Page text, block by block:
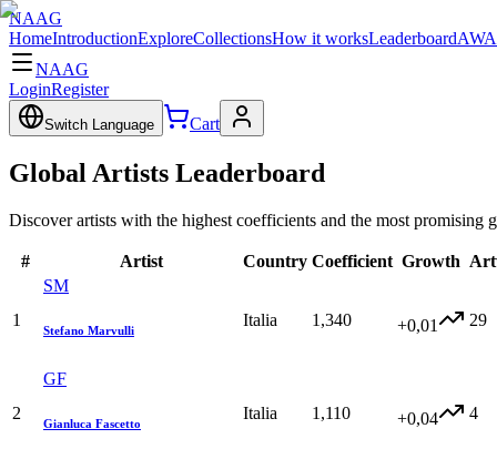
NAAG
HomeIntroductionExploreCollectionsHow it worksLeaderboard
NAAG
LoginRegister
Switch Language Cart
Global Artists Leaderboard
Discover artists with the highest coefficients and the most promising
# Artist Country Coefficient Growth
1
SM
Stefano Marvulli
Italia 1,340 +0,01 29
2
GF
Gianluca Fascetto
Italia 1,110 +0,04 4